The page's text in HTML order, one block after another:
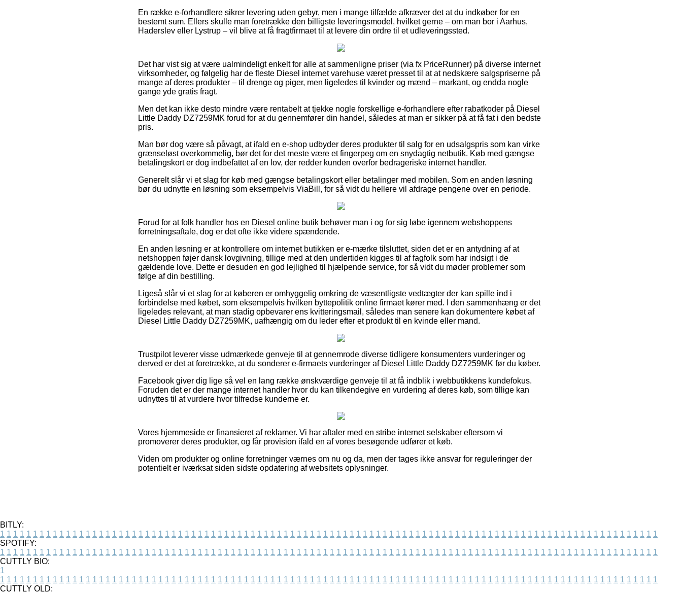
En række e-forhandlere sikrer levering uden gebyr, men i mange tilfælde afkræver det at du indkøber for en
bestemt sum. Ellers skulle man foretrække den billigste leveringsmodel, hvilket gerne – om man bor i Aarhus,
Haderslev eller Lystrup – vil blive at få fragtfirmaet til at levere din ordre til et udleveringssted.
Det har vist sig at være ualmindeligt enkelt for alle at sammenligne priser (via fx PriceRunner) på diverse internet
virksomheder, og følgelig har de fleste Diesel internet varehuse været presset til at at nedskære salgspriserne på
mange af deres produkter – til drenge og piger, men ligeledes til kvinder og mænd – markant, og endda nogle
gange yde gratis fragt.
Men det kan ikke desto mindre være rentabelt at tjekke nogle forskellige e-forhandlere efter rabatkoder på Diesel
Little Daddy DZ7259MK forud for at du gennemfører din handel, således at man er sikker på at få fat i den bedste
pris.
Man bør dog være så påvagt, at ifald en e-shop udbyder deres produkter til salg for en udsalgspris som kan virke
grænseløst overkommelig, bør det for det meste være et fingerpeg om en snydagtig netbutik. Køb med gængse
betalingskort er dog indbefattet af en lov, der redder kunden overfor bedrageriske internet handler.
Generelt slår vi et slag for køb med gængse betalingskort eller betalinger med mobilen. Som en anden løsning
bør du udnytte en løsning som eksempelvis ViaBill, for så vidt du hellere vil afdrage pengene over en periode.
Forud for at folk handler hos en Diesel online butik behøver man i og for sig løbe igennem webshoppens
forretningsaftale, dog er det ofte ikke videre spændende.
En anden løsning er at kontrollere om internet butikken er e-mærke tilsluttet, siden det er en antydning af at
netshoppen føjer dansk lovgivning, tillige med at den undertiden kigges til af fagfolk som har indsigt i de
gældende love. Dette er desuden en god lejlighed til hjælpende service, for så vidt du møder problemer som
følge af din bestilling.
Ligeså slår vi et slag for at køberen er omhyggelig omkring de væsentligste vedtægter der kan spille ind i
forbindelse med købet, som eksempelvis hvilken byttepolitik online firmaet kører med. I den sammenhæng er det
ligeledes relevant, at man stadig opbevarer ens kvitteringsmail, således man senere kan dokumentere købet af
Diesel Little Daddy DZ7259MK, uafhængig om du leder efter et produkt til en kvinde eller mand.
Trustpilot leverer visse udmærkede genveje til at gennemrode diverse tidligere konsumenters vurderinger og
derved er det at foretrække, at du sonderer e-firmaets vurderinger af Diesel Little Daddy DZ7259MK før du køber.
Facebook giver dig lige så vel en lang række ønskværdige genveje til at få indblik i webbutikkens kundefokus.
Foruden det er der mange internet handler hvor du kan tilkendegive en vurdering af deres køb, som tillige kan
udnyttes til at vurdere hvor tilfredse kunderne er.
Vores hjemmeside er finansieret af reklamer. Vi har aftaler med en stribe internet selskaber eftersom vi
promoverer deres produkter, og får provision ifald en af vores besøgende udfører et køb.
Viden om produkter og online forretninger værnes om nu og da, men der tages ikke ansvar for reguleringer der
potentielt er iværksat siden sidste opdatering af websitets oplysninger.
BITLY:
1 1 1 1 1 1 1 1 1 1 1 1 1 1 1 1 1 1 1 1 1 1 1 1 1 1 1 1 1 1 1 1 1 1 1 1 1 1 1 1 1 1 1 1 1 1 1 1 1 1 1 1 1 1 1 1 1 1 1 1 1 1 1 1 1 1 1 1 1 1 1 1 1 1 1 1 1 1 1 1 1 1 1 1 1 1 1 1 1 1 1 1 1 1 1 1 1 1 1 1
SPOTIFY:
1 1 1 1 1 1 1 1 1 1 1 1 1 1 1 1 1 1 1 1 1 1 1 1 1 1 1 1 1 1 1 1 1 1 1 1 1 1 1 1 1 1 1 1 1 1 1 1 1 1 1 1 1 1 1 1 1 1 1 1 1 1 1 1 1 1 1 1 1 1 1 1 1 1 1 1 1 1 1 1 1 1 1 1 1 1 1 1 1 1 1 1 1 1 1 1 1 1 1 1
CUTTLY BIO:
1
1 1 1 1 1 1 1 1 1 1 1 1 1 1 1 1 1 1 1 1 1 1 1 1 1 1 1 1 1 1 1 1 1 1 1 1 1 1 1 1 1 1 1 1 1 1 1 1 1 1 1 1 1 1 1 1 1 1 1 1 1 1 1 1 1 1 1 1 1 1 1 1 1 1 1 1 1 1 1 1 1 1 1 1 1 1 1 1 1 1 1 1 1 1 1 1 1 1 1 1
CUTTLY OLD: